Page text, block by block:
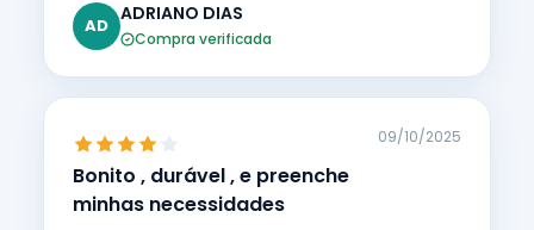
AD
ADRIANO DIAS
Compra verificada
Bonito , durável , e preenche
minhas necessidades
09/10/2025